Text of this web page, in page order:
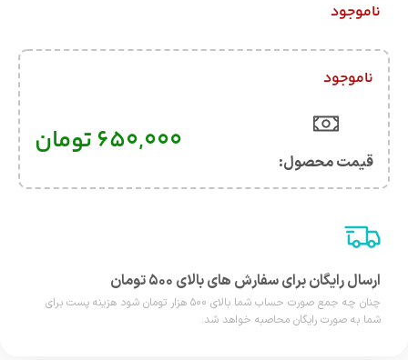
ناموجود
ناموجود
قیمت محصول:​
650,000 تومان
ارسال رایگان برای سفارش های بالای ۵۰۰ تومان
چنان چه جمع صورت حساب شما بالای ۵۰۰ هزار تومان شود هزینه پست برای
شما به صورت رایگان محاصبه خواهد شد.